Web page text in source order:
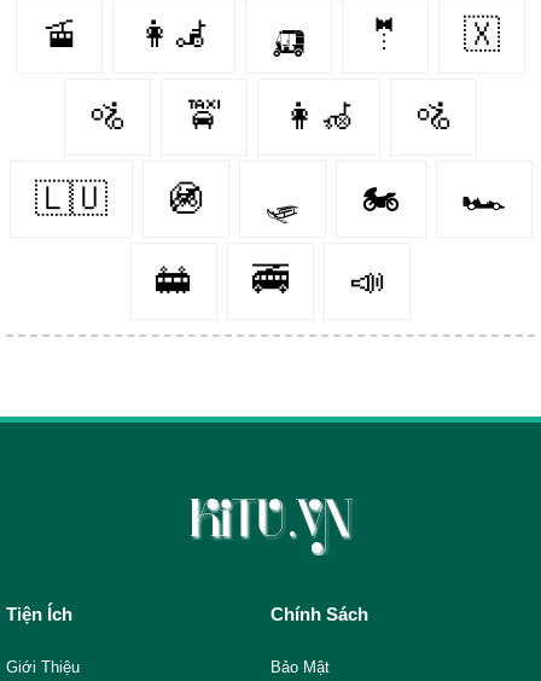
🚡 👩‍🦼 🛺 🤵 🇽‌
🚵 🚖 👩‍🦽 🚵‍
🇱🇺 🚳 🛷 🏍 🏎
🚋 🚎 📣
Tiện Ích
Giới Thiệu
Chính Sách
Bảo Mật